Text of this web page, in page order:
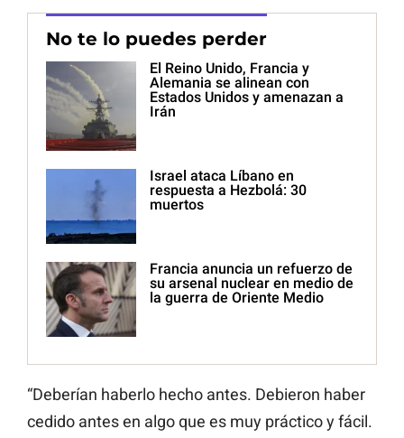
No te lo puedes perder
El Reino Unido, Francia y
Alemania se alinean con
Estados Unidos y amenazan a
Irán
Israel ataca Líbano en
respuesta a Hezbolá: 30
muertos
Francia anuncia un refuerzo de
su arsenal nuclear en medio de
la guerra de Oriente Medio
“Deberían haberlo hecho antes. Debieron haber
cedido antes en algo que es muy práctico y fácil.